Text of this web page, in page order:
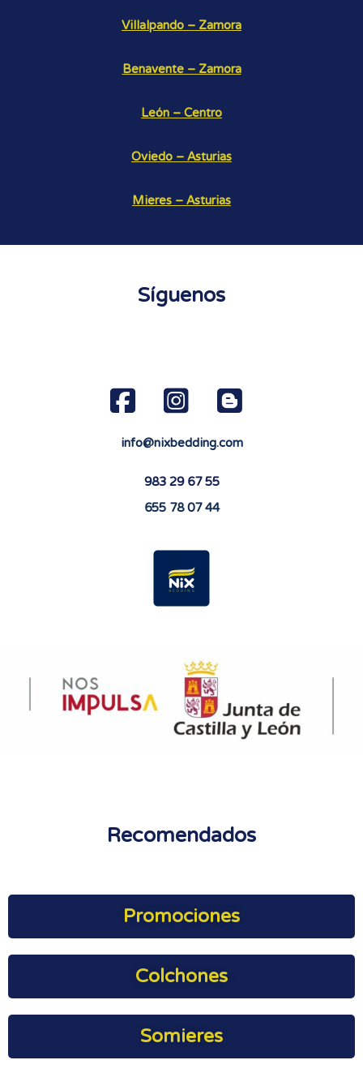
Villalpando – Zamora
Benavente – Zamora
León – Centro
Oviedo – Asturias
Mieres – Asturias
Síguenos
info@nixbedding.com
983 29 67 55
655 78 07 44
Recomendados
Promociones
Colchones
Somieres